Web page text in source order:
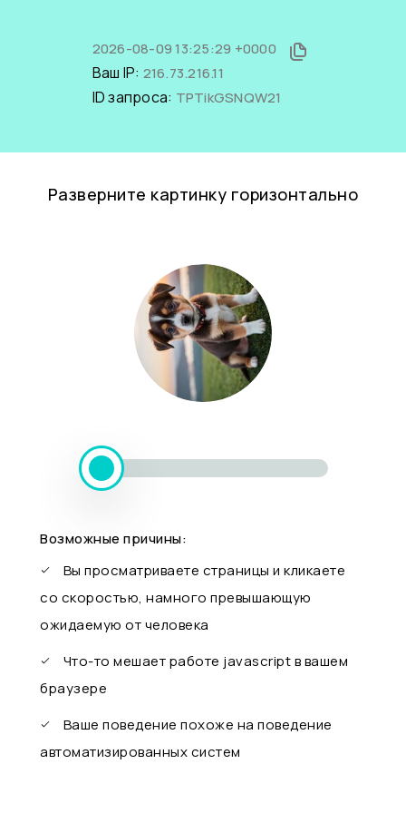
2026-08-09 13:25:29 +0000
Ваш IP: 216.73.216.11
ID запроса: TPTikGSNQW21
Разверните картинку горизонтально
Возможные причины:
Вы просматриваете страницы и кликаете
со скоростью, намного превышающую
ожидаемую от человека
Что-то мешает работе javascript в вашем
браузере
Ваше поведение похоже на поведение
автоматизированных систем